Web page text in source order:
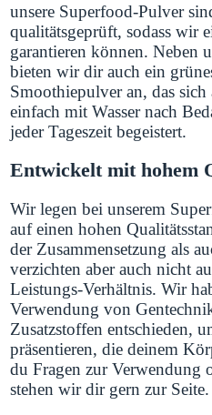
unsere Superfood-Pulver
qualitätsgeprüft, sodass wir
garantieren können. Neben
bieten wir dir auch ein
Smoothiepulver an, das
einfach mit Wasser nach
jeder Tageszeit begeistert.
Entwickelt mit hohem
Wir legen bei unserem
auf einen hohen
der Zusammensetzung als
verzichten aber auch nicht
Leistungs-Verhältnis. Wir
Verwendung von
Zusatzstoffen entschieden,
präsentieren, die deinem
du Fragen zur Verwendung
stehen wir dir gern zur Seite.